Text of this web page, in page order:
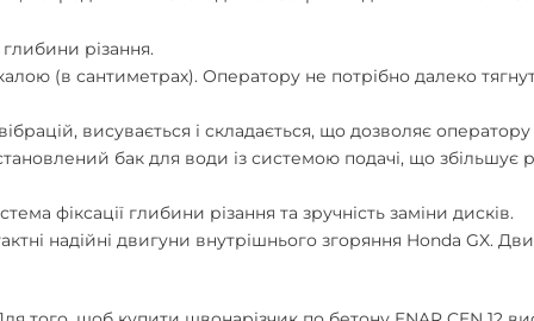
різання.
(в сантиметрах). Оператору не потрібно далеко
висувається і складається, що дозволяє оператору
бак для води із системою подачі, що збільшує
фіксації глибини різання та зручність заміни дисків.
надійні двигуни внутрішнього згоряння Honda GX.